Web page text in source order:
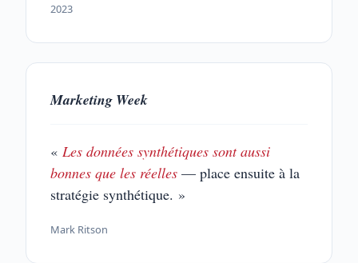
2023
Marketing Week
« Les données synthétiques sont aussi
bonnes que les réelles — place ensuite à la
stratégie synthétique. »
Mark Ritson